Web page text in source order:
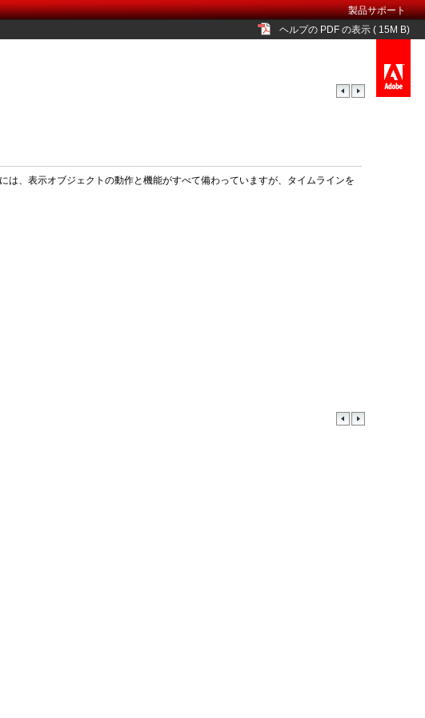
ヘルプの PDF の表示 ( 15M B)
、表示オブジェクトの動作と機能がすべて備わっていますが、タイムラインを
製品サポート